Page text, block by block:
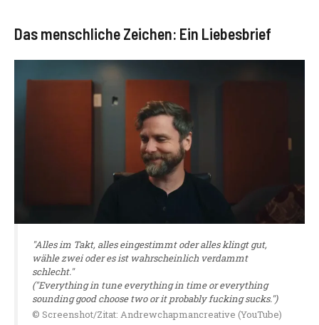
Das menschliche Zeichen: Ein Liebesbrief
"Alles im Takt, alles eingestimmt oder alles klingt gut,
wähle zwei oder es ist wahrscheinlich verdammt
schlecht."
("Everything in tune everything in time or everything
sounding good choose two or it probably fucking sucks.")
© Screenshot/Zitat: Andrewchapmancreative (YouTube)